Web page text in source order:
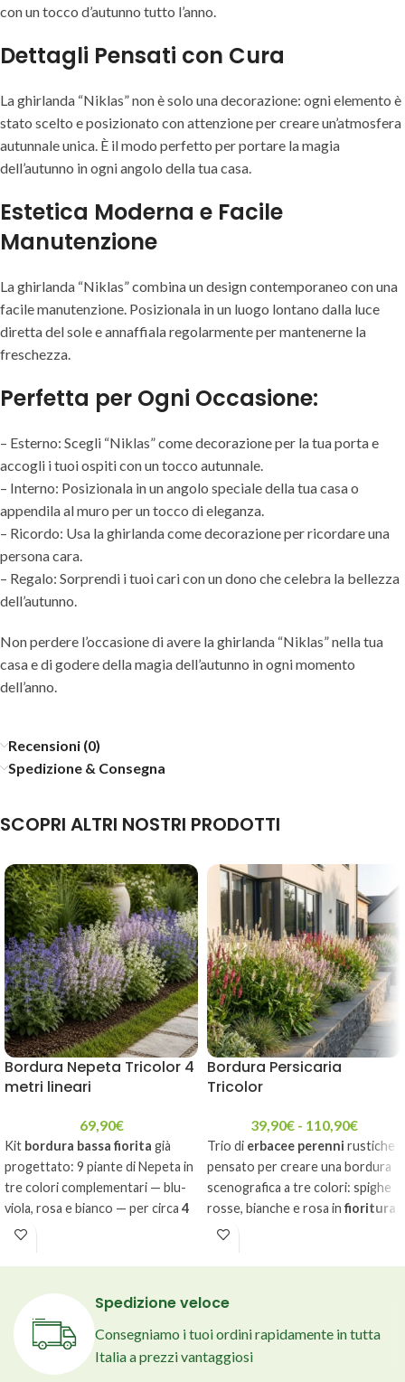
con un tocco d’autunno tutto l’anno.
Dettagli Pensati con Cura
La ghirlanda “Niklas” non è solo una decorazione: ogni elemento è
stato scelto e posizionato con attenzione per creare un’atmosfera
autunnale unica. È il modo perfetto per portare la magia
dell’autunno in ogni angolo della tua casa.
Estetica Moderna e Facile
Manutenzione
La ghirlanda “Niklas” combina un design contemporaneo con una
facile manutenzione. Posizionala in un luogo lontano dalla luce
diretta del sole e annaffiala regolarmente per mantenerne la
freschezza.
Perfetta per Ogni Occasione:
– Esterno: Scegli “Niklas” come decorazione per la tua porta e
accogli i tuoi ospiti con un tocco autunnale.
– Interno: Posizionala in un angolo speciale della tua casa o
appendila al muro per un tocco di eleganza.
– Ricordo: Usa la ghirlanda come decorazione per ricordare una
persona cara.
– Regalo: Sorprendi i tuoi cari con un dono che celebra la bellezza
dell’autunno.
Non perdere l’occasione di avere la ghirlanda “Niklas” nella tua
casa e di godere della magia dell’autunno in ogni momento
dell’anno.
Recensioni (0)
Spedizione & Consegna
SCOPRI ALTRI NOSTRI PRODOTTI
Bordura Nepeta Tricolor 4
metri lineari
69,90€
Kit bordura bassa fiorita già
progettato: 9 piante di Nepeta in
tre colori complementari — blu-
viola, rosa e bianco — per circa 4
metri lineari
all'autunno,resistente a siccità
e caldoe amata da api e farfalle.
Pieno sole, poca manutenzione e
grande effetto scenografico.
Comprende 3 × 'Walker's low', 3
Bordura Persicaria
Tricolor
39,90€ - 110,90€
Trio di erbacee perenni rustiche
pensato per creare una bordura
scenografica a tre colori: spighe
rosse, bianche e rosa in fioritura
lunghissima da giugno alle
bordure, aiuole naturali e
impatto ornamentale a
eccezionale e manutenzione
minima.
Spedizione veloce
Consegniamo i tuoi ordini rapidamente in tutta
Italia a prezzi vantaggiosi